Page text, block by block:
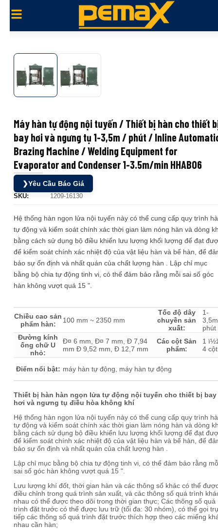
Máy hàn tự động nội tuyến / Thiết bị hàn cho thiết
bay hơi và ngưng tụ 1-3,5m / phút / Inline
Brazing Machine / Welding Equipment for
Evaporator and Condenser 1-3.5m/min HHAB06
❯Yêu Cầu Báo Giá
SKU: 1209-16130
Hệ thống hàn ngọn lửa nội tuyến này có thể cung cấp quy trình
tự động và kiểm soát chính xác thời gian làm nóng hàn và dòng
bằng cách sử dụng bộ điều khiển lưu lượng khối lượng để đạt
để kiểm soát chính xác nhiệt độ của vật liệu hàn và bể hàn, để
bảo sự ổn định và nhất quán của chất lượng hàn . Lập chỉ mục
bằng bộ chia tự động tinh vi, có thể đảm bảo rằng mỗi sai số góc
hàn không vượt quá 15 ".
Chiều cao sản
phẩm hàn:
100 mm ~ 2350 mm
Tốc độ dây
chuyền sản
xuất:
1-
phút
Đường kính
ống chữ U
nhỏ:
Ð¤ 6 mm, Ð¤ 7 mm, Ð 7,94
mm Ð 9,52 mm, Ð 12,7 mm
Các cột Sản
phẩm:
1
4 cột
Điểm nổi bật: máy hàn tự động, máy hàn tự động
Thiết bị hàn hàn ngọn lửa tự động nội tuyến cho thiết bị bay
hơi và ngưng tụ điều hòa không khí
Hệ thống hàn ngọn lửa nội tuyến này có thể cung cấp quy trình
tự động và kiểm soát chính xác thời gian làm nóng hàn và dòng
bằng cách sử dụng bộ điều khiển lưu lượng khối lượng để đạt
để kiểm soát chính xác nhiệt độ của vật liệu hàn và bể hàn, để
bảo sự ổn định và nhất quán của chất lượng hàn .
Lập chỉ mục bằng bộ chia tự động tinh vi, có thể đảm bảo rằng
sai số góc hàn không vượt quá 15 ".
Lưu lượng khí đốt, thời gian hàn và các thông số khác có thể
điều chỉnh trong quá trình sản xuất, và các thông số quá trình
nhau có thể được theo dõi trong thời gian thực; Các thông số quá
trình đặt trước có thể được lưu trữ (tối đa: 30 nhóm), có thể gọi
tiếp các thông số quá trình đặt trước thích hợp theo các miếng
nhau cần hàn;